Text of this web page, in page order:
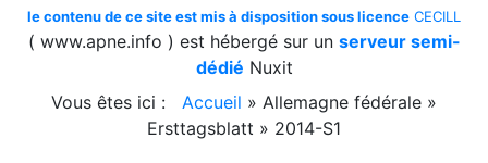
le contenu de ce site est mis à disposition sous licence CECILL
( www.apne.info ) est hébergé sur un serveur semi-
dédié Nuxit
Vous êtes ici :
Accueil » Allemagne fédérale »
Ersttagsblatt » 2014-S1